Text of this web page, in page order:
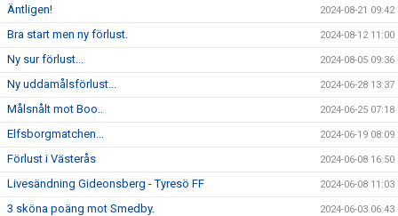
Äntligen! 2024-08-21 09:42
Bra start men ny förlust. 2024-08-12 11:00
Ny sur förlust... 2024-08-05 09:36
Ny uddamålsförlust... 2024-06-28 13:37
Målsnålt mot Boo.. 2024-06-25 07:18
Elfsborgmatchen... 2024-06-19 08:09
Förlust i Västerås 2024-06-08 16:50
Livesändning Gideonsberg - Tyresö FF 2024-06-08 11:03
3 sköna poäng mot Smedby. 2024-06-03 06:43